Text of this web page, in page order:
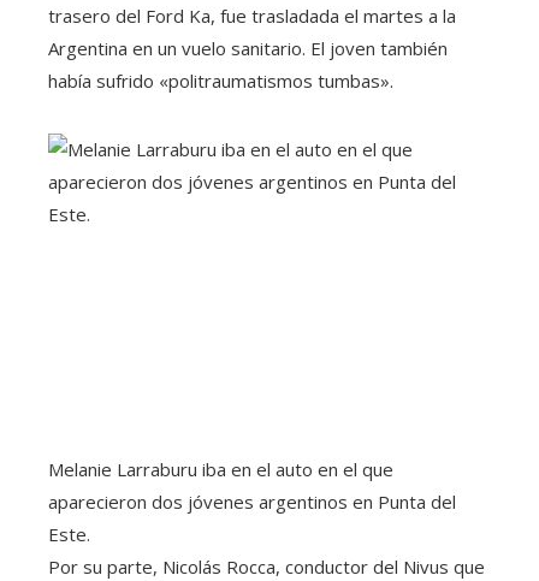
trasero del Ford Ka, fue trasladada el martes a la
Argentina en un vuelo sanitario. El joven también
había sufrido «politraumatismos tumbas».
Melanie Larraburu iba en el auto en el que
aparecieron dos jóvenes argentinos en Punta del
Este.
Por su parte, Nicolás Rocca, conductor del Nivus que